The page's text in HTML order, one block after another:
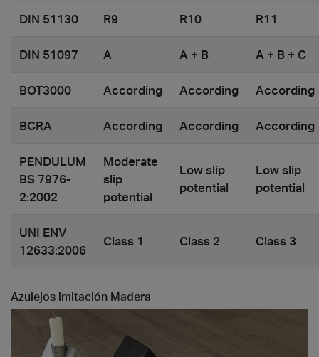
DIN 51130 R9 R10 R11
DIN 51097 A A + B A + B + C
BOT3000 According According According
BCRA According According According
PENDULUM
BS 7976-
2:2002
Moderate
slip
potential
Low slip
potential
Low slip
potential
UNI ENV
12633:2006
Class 1 Class 2 Class 3
Azulejos imitación Madera